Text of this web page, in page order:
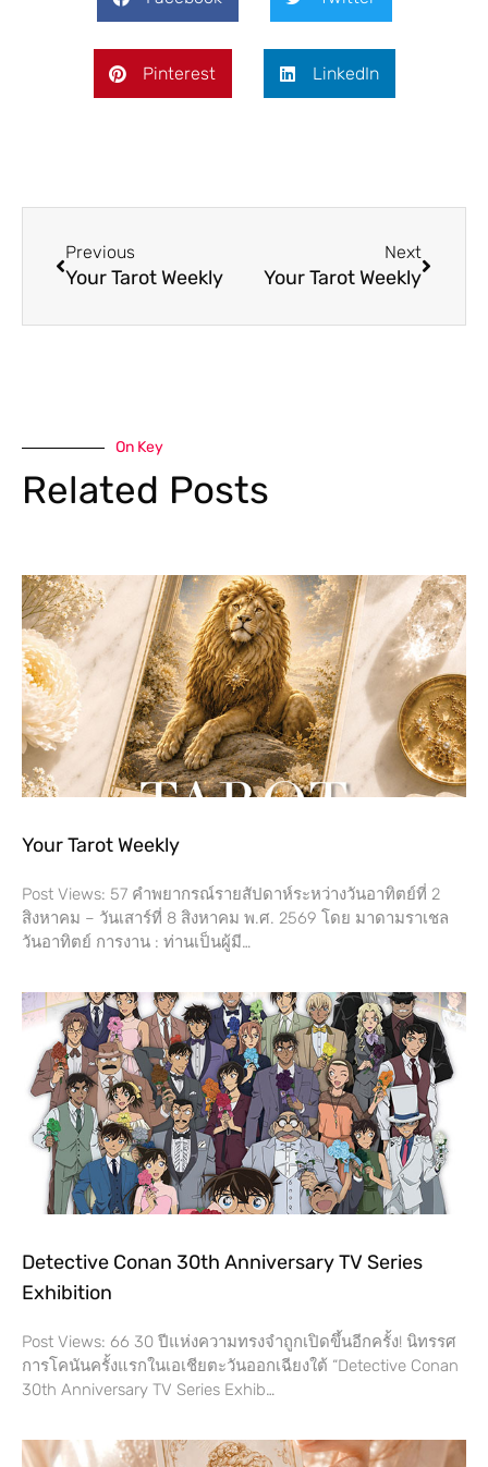
Pinterest LinkedIn
Previous
Your Tarot Weekly
Next
Your Tarot Weekly
On Key
Related Posts
Your Tarot Weekly
Post Views: 57 คำพยากรณ์รายสัปดาห์ระหว่างวันอาทิตย์ที่ 2
สิงหาคม – วันเสาร์ที่​ 8 สิงหาคม พ.ศ. 2569 โดย​ มาดามราเชล
วันอาทิตย์ การงาน​ : ท่านเป็นผู้มี…
Detective Conan 30th Anniversary TV Series
Exhibition
Post Views: 66 30 ปีแห่งความทรงจำถูกเปิดขึ้นอีกครั้ง! นิทรรศ
การโคนันครั้งแรกในเอเชียตะวันออกเฉียงใต้ “Detective Conan
30th Anniversary TV Series Exhib…